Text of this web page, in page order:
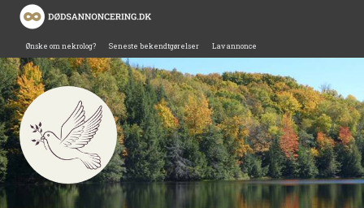
Ønske om nekrolog? Seneste bekendtgørelser Lav annonce